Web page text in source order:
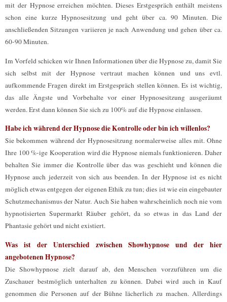
mit der Hypnose erreichen möchten. Dieses Erstgespräch enthält meistens
schon eine kurze Hypnosesitzung und geht über ca. 90 Minuten. Die
anschließenden Sitzungen variieren je nach Anwendung und gehen über ca.
60-90 Minuten.
Im Vorfeld schicken wir Ihnen Informationen über die Hypnose zu, damit Sie
sich selbst mit der Hypnose vertraut machen können und uns evtl.
aufkommende Fragen direkt im Erstgespräch stellen können. Es ist wichtig,
das alle Ängste und Vorbehalte vor einer Hypnosesitzung ausgeräumt
werden. Erst dann können Sie sich zu 100% auf die Hypnose einlassen.
Habe ich während der Hypnose die Kontrolle oder bin ich willenlos?
Sie bekommen während der Hypnosesitzung normalerweise alles mit. Ohne
Ihre 100 %-ige Kooperation wird die Hypnose niemals funktionieren. Daher
behalten Sie immer die Kontrolle über das was geschieht und können die
Hypnose auch jederzeit von sich aus beenden. In der Hypnose ist es nicht
möglich etwas entgegen der eigenen Ethik zu tun; dies ist wie ein eingebauter
Schutzmechanismus der Natur. Auch Sie haben wahrscheinlich noch nie vom
hypnotisierten Supermarkt Räuber gehört, da so etwas in das Land der
Phantasie gehört und nicht existiert.
Was ist der Unterschied zwischen Showhypnose und der hier
angebotenen Hypnose?
Die Showhypnose zielt darauf ab, den Menschen vorzuführen um die
Zuschauer bestmöglich unterhalten zu können. Dabei wird auch in Kauf
genommen die Personen auf der Bühne lächerlich zu machen. Allerdings